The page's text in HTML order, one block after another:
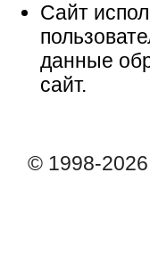
Сайт
данные
сайт.
© 1998-